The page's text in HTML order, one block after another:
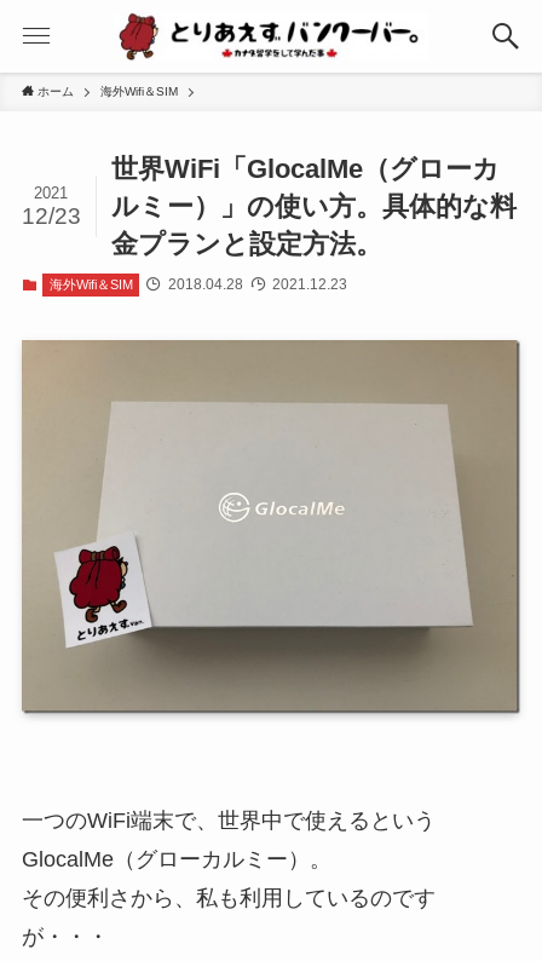
ホーム 海外Wifi＆SIM
世界WiFi「GlocalMe（グローカ
ルミー）」の使い方。具体的な料
金プランと設定方法。
2021
12/23
海外Wifi＆SIM 2018.04.28 2021.12.23
一つのWiFi端末で、世界中で使えるという
GlocalMe（グローカルミー）。
その便利さから、私も利用しているのです
が・・・